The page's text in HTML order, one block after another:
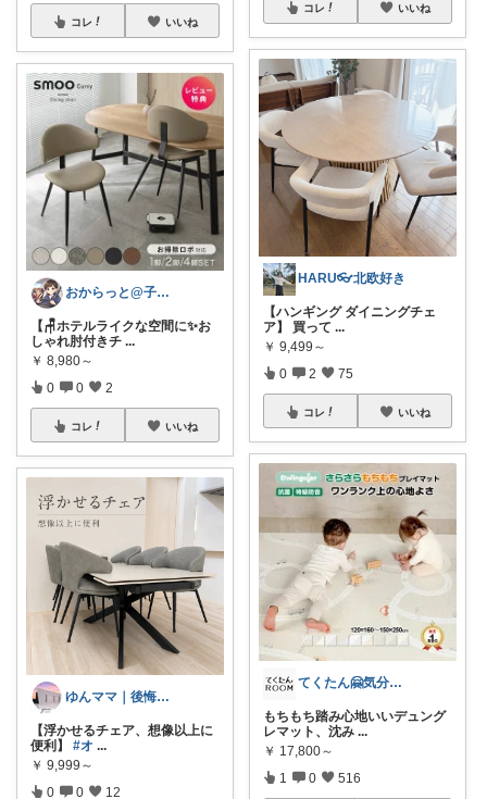
コレ いいね
おからっと@子育てに余裕を✨
【🪑ホテルライクな空間に✨お
しゃれ肘付きチ ...
￥ 8,980～
0 0 2
コレ いいね
ゆんママ｜後悔しない家づくり×新居準備中
【浮かせるチェア、想像以上に
便利】 #オ ...
￥ 9,999～
0 0 12
コレ いいね
HARU👓北欧好き
【ハンギング ダイニングチェ
ア】 買って ...
￥ 9,499～
0 2 75
コレ いいね
てくたん🤗気分がアガる⤴インテリア雑貨
もちもち踏み心地いいデュング
レマット、沈み ...
￥ 17,800～
1 0 516